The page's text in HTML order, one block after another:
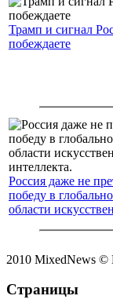
Трамп и сигнал
побеждаете
Россия даже не
победу в
области
2010 MixedNews
Страницы